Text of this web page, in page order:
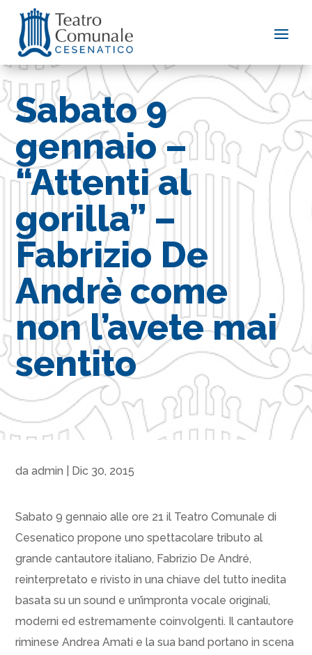
Sabato 9
gennaio –
“Attenti al
gorilla” –
Fabrizio De
Andrè come
non l’avete mai
sentito
daadmin Dic 30, 2015
Sabato 9 gennaio alle ore 21 il Teatro Comunale di
Cesenatico propone uno spettacolare tributo al
grande cantautore italiano, Fabrizio De André,
reinterpretato e rivisto in una chiave del tutto inedita
basata su un sound e un’impronta vocale originali,
moderni ed estremamente coinvolgenti. Il cantautore
riminese Andrea Amati e la sua band portano in scena